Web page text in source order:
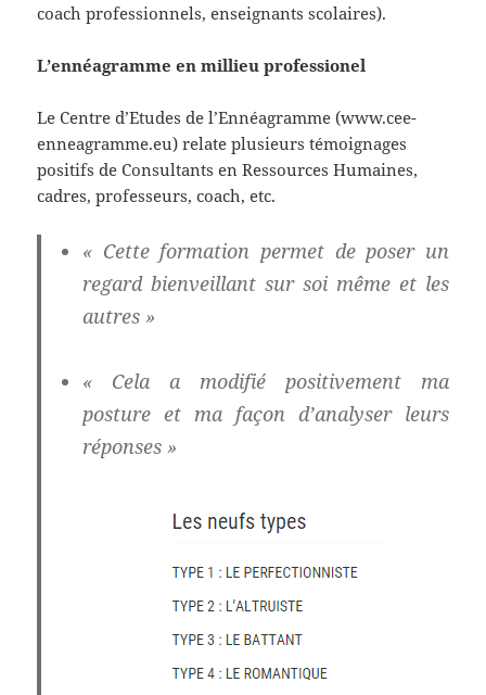
coach professionnels, enseignants scolaires).
L’ennéagramme en millieu professionel
Le Centre d’Etudes de l’Ennéagramme (www.cee-
enneagramme.eu) relate plusieurs témoignages
positifs de Consultants en Ressources Humaines,
cadres, professeurs, coach, etc.
« Cette formation permet de poser un
regard bienveillant sur soi même et les
autres »
« Cela a modifié positivement ma
posture et ma façon d’analyser leurs
réponses »